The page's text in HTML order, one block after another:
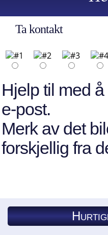
Ta kontakt
Hjelp til med
e-post.
Merk av det
forskjellig fra